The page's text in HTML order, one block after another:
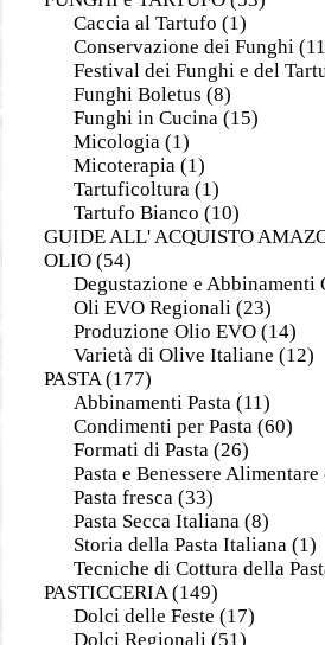
Caccia al Tartufo (1)
Conservazione dei Funghi
Festival dei Funghi e del
Funghi Boletus (8)
Funghi in Cucina (15)
Micologia (1)
Micoterapia (1)
Tartuficoltura (1)
Tartufo Bianco (10)
GUIDE ALL' ACQUISTO
OLIO(54)
Degustazione e Abbinamenti
Oli EVO Regionali (23)
Produzione Olio EVO(14)
Varietà di Olive Italiane (12)
PASTA(177)
Abbinamenti Pasta (11)
Condimenti per Pasta (60)
Formati di Pasta (26)
Pasta e Benessere Alimentare
Pasta fresca (33)
Pasta Secca Italiana (8)
Storia della Pasta Italiana (1)
Tecniche di Cottura della
PASTICCERIA(149)
Dolci delle Feste (17)
Dolci Regionali (51)